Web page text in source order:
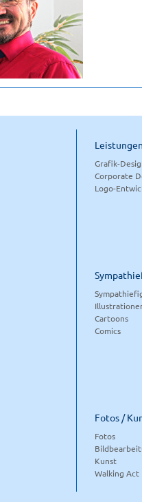
Leistungen
Grafik-
Corporate
Logo-
Cartoons
Comics
Fotos /
Fotos
Kunst
Walking Act